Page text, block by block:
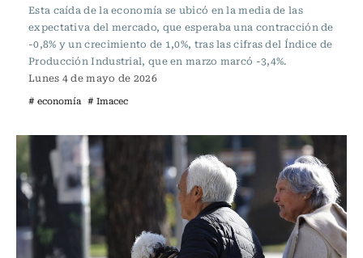
Esta caída de la economía se ubicó en la media de las
expectativa del mercado, que esperaba una contracción de
-0,8% y un crecimiento de 1,0%, tras las cifras del Índice de
Producción Industrial, que en marzo marcó -3,4%.
Lunes 4 de mayo de 2026
# economía # Imacec